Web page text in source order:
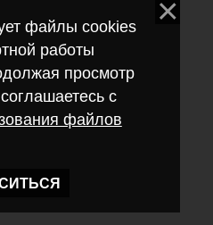
файлы cookies
работы
просмотр
с
файлов